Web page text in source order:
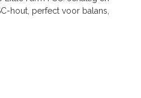
hout, perfect voor balans,